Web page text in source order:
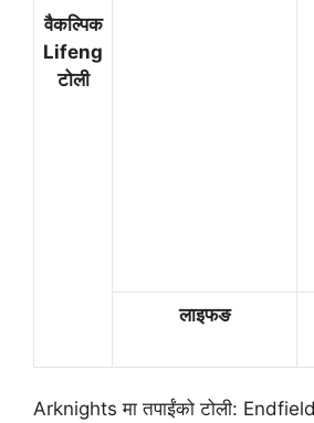
वैकल्पिक
Lifeng
टोली
लाइफङ
Arknights मा तपाईंको टोली: